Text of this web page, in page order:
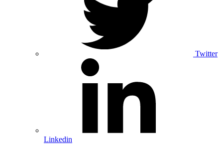
Twitter
Linkedin